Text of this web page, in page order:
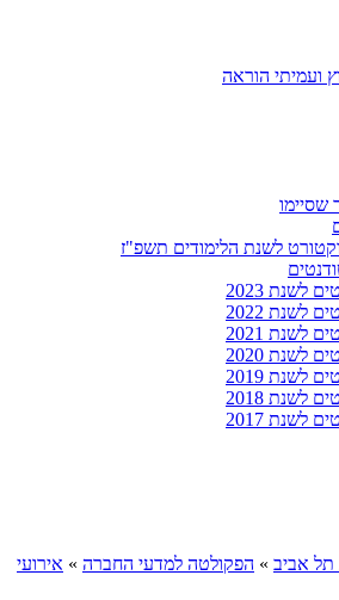
ועמיתי הוראה
שסיימו
לשנת הלימודים תשפ"ז
לשנת 2023
לשנת 2022
לשנת 2021
לשנת 2020
לשנת 2019
לשנת 2018
לשנת 2017
תל אביב » הפקולטה למדעי החברה » אירועי